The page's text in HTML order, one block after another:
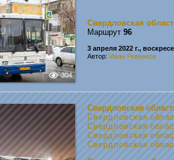
304
Свердловская
Маршрут 96
3 апреля 2022 г.,
Автор: Иван Ревенков
Свердловская
Свердловская
Свердловская
Свердловская
Свердловская